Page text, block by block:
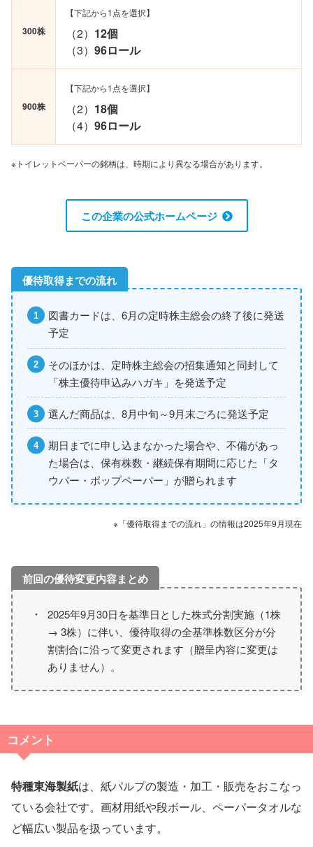
300株
【下記から1点を選択】
（2） 12個
（3）96ロール
900株
【下記から1点を選択】
（2） 18個
（4）96ロール
※トイレットペーパーの銘柄は、時期により異なる場合があります。
この企業の公式ホームページ
図書カードは、6月の定時株主総会の終了後に発送
予定
そのほかは、定時株主総会の招集通知と同封して
「株主優待申込みハガキ」を発送予定
選んだ商品は、8月中旬～9月末ごろに発送予定
期日までに申し込まなかった場合や、不備があっ
た場合は、保有株数・継続保有期間に応じた「タ
ウパー・ポップペーパー」が贈られます
※「優待取得までの流れ」の情報は2025年9月現在
2025年9月30日を基準日とした株式分割実施（1株
→ 3株）に伴い、優待取得の全基準株数区分が分
割割合に沿って変更されます（贈呈内容に変更は
ありません）。
コメント
特種東海製紙は、紙パルプの製造・加工・販売をおこなっ
ている会社です。画材用紙や段ボール、ペーパータオルな
ど幅広い製品を扱っています。